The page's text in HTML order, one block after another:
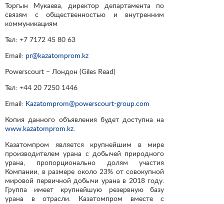
Торгын Мукаева, директор департамента по
связям с общественностью и внутренним
коммуникациям
Тел: +7 7172 45 80 63
Email: pr@kazatomprom.kz
Powerscourt – Лондон (Giles Read)
Тел: +44 20 7250 1446
Email: Kazatomprom@powerscourt-group.com
Копия данного объявления будет доступна на
www.kazatomprom.kz
Казатомпром является крупнейшим в мире
производителем урана с добычей природного
урана, пропорционально долям участия
Компании, в размере около 23% от совокупной
мировой первичной добычи урана в 2018 году.
Группа имеет крупнейшую резервную базу
урана в отрасли. Казатомпром вместе с